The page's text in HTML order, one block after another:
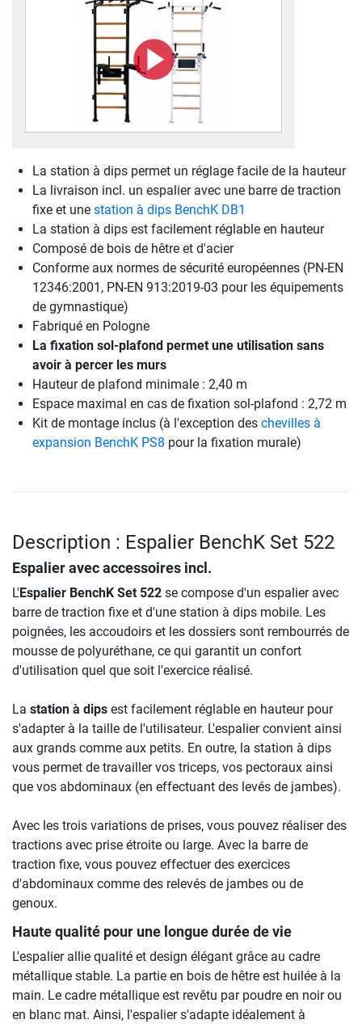
La station à dips permet un réglage facile de la hauteur
La livraison incl. un espalier avec une barre de traction
fixe et une station à dips BenchK DB1
La station à dips est facilement réglable en hauteur
Composé de bois de hêtre et d'acier
Conforme aux normes de sécurité européennes (PN-EN
12346:2001, PN-EN 913:2019-03 pour les équipements
de gymnastique)
Fabriqué en Pologne
La fixation sol-plafond permet une utilisation sans
avoir à percer les murs
Hauteur de plafond minimale : 2,40 m
Espace maximal en cas de fixation sol-plafond : 2,72 m
Kit de montage inclus (à l'exception des chevilles à
expansion BenchK PS8 pour la fixation murale)
Description : Espalier BenchK Set 522
Espalier avec accessoires incl.
L'Espalier BenchK Set 522 se compose d'un espalier avec
barre de traction fixe et d'une station à dips mobile. Les
poignées, les accoudoirs et les dossiers sont rembourrés de
mousse de polyuréthane, ce qui garantit un confort
d'utilisation quel que soit l'exercice réalisé.
La station à dips est facilement réglable en hauteur pour
s'adapter à la taille de l'utilisateur. L'espalier convient ainsi
aux grands comme aux petits. En outre, la station à dips
vous permet de travailler vos triceps, vos pectoraux ainsi
que vos abdominaux (en effectuant des levés de jambes).
Avec les trois variations de prises, vous pouvez réaliser des
tractions avec prise étroite ou large. Avec la barre de
traction fixe, vous pouvez effectuer des exercices
d'abdominaux comme des relevés de jambes ou de
genoux.
Haute qualité pour une longue durée de vie
L'espalier allie qualité et design élégant grâce au cadre
métallique stable. La partie en bois de hêtre est huilée à la
main. Le cadre métallique est revêtu par poudre en noir ou
en blanc mat. Ainsi, l'espalier s'adapte idéalement à